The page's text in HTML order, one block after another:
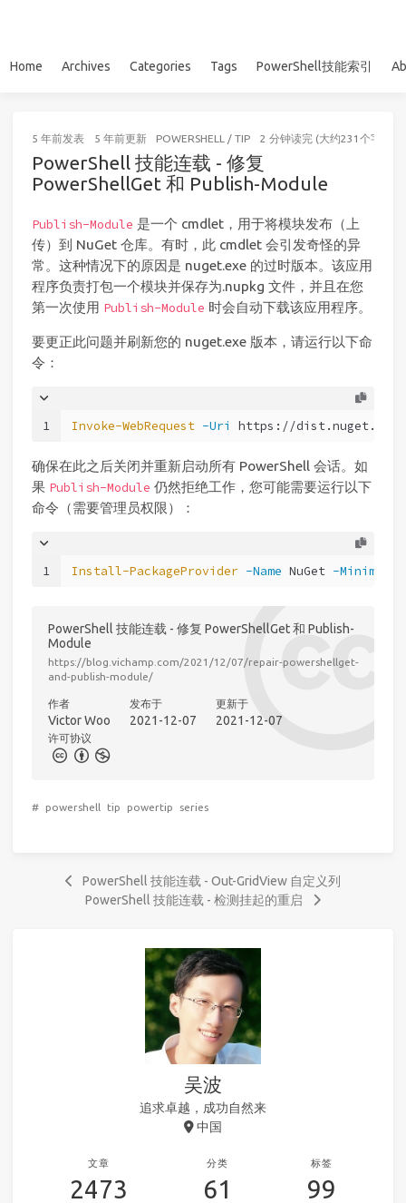
Home Archives Categories Tags PowerShell技能索引
5 年前发表 5 年前更新 POWERSHELL / TIP 2 分钟读完 (大约231个字)
PowerShell 技能连载 - 修复
PowerShellGet 和 Publish-Module
Publish-Module 是一个 cmdlet，用于将模块发布（上
传）到 NuGet 仓库。有时，此 cmdlet 会引发奇怪的异
常。这种情况下的原因是 nuget.exe 的过时版本。该应用
程序负责打包一个模块并保存为.nupkg 文件，并且在您
第一次使用 Publish-Module 时会自动下载该应用程序。
要更正此问题并刷新您的 nuget.exe 版本，请运行以下命
令：
1 Invoke-WebRequest -Uri https://dist.nuget.org/
确保在此之后关闭并重新启动所有 PowerShell 会话。如
果 Publish-Module 仍然拒绝工作，您可能需要运行以下
命令（需要管理员权限）：
1 Install-PackageProvider -Name NuGet -
PowerShell 技能连载 - 修复 PowerShellGet 和 Publish-
Module
https://blog.vichamp.com/2021/12/07/repair-powershellget-
and-publish-module/
作者
Victor Woo
发布于
2021-12-07
更新于
2021-12-07
许可协议
# powershell tip powertip series
PowerShell 技能连载 - Out-GridView 自定义列
PowerShell 技能连载 - 检测挂起的重启
吴波
追求卓越，成功自然来
中国
文章
2473
分类
61
标签
99